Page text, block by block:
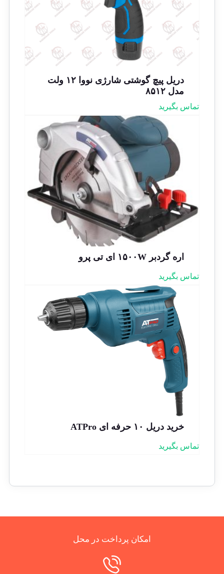
دریل پیچ گوشتی شارژی نووا ۱۲ ولت
مدل ۸۵۱۲
تماس بگیرید
اره گردبر ۱۵۰۰W ای تی پرو
تماس بگیرید
خرید دریل ۱۰ حرفه ای ATPro
تماس بگیرید
امکان پرداخت در محل